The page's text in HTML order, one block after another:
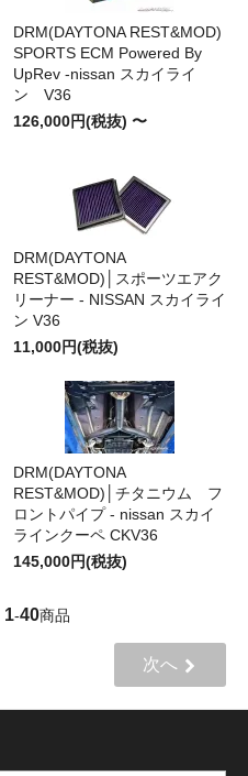
DRM(DAYTONA REST&MOD)
SPORTS ECM Powered By
UpRev -nissan スカイライ
ン V36
126,000円(税抜) 〜
DRM(DAYTONA
REST&MOD)│スポーツエアク
リーナー - NISSAN スカイライ
ン V36
11,000円(税抜)
DRM(DAYTONA
REST&MOD)│チタニウム フ
ロントパイプ - nissan スカイ
ラインクーペ CKV36
145,000円(税抜)
1-40商品
次へ